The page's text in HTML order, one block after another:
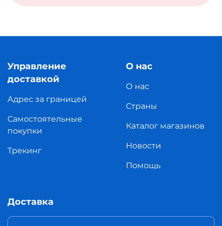
Управление
доставкой
Адрес за границей
Самостоятельные
покупки
Трекинг
О нас
О нас
Страны
Каталог магазинов
Новости
Помощь
Доставка